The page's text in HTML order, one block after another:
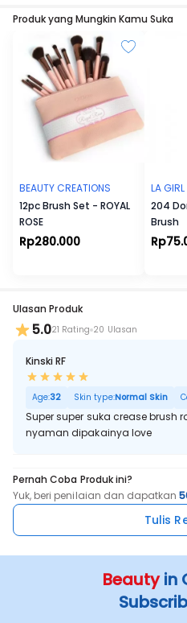
Produk yang Mungkin Kamu Suka
BEAUTY CREATIONS
12pc Brush Set - ROYAL
ROSE
Rp280.000
LA
204
Brush
Ulasan Produk
5.021 Rating 20 Ulasan
Kinski RF
Age:32 Skin type:Normal Skin
Super super suka crease brush
nyaman dipakainya love
Pernah Coba Produk ini?
Yuk, beri penilaian dan dapatkan
Tulis
Beautyin